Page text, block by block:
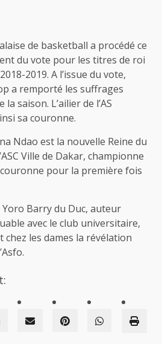
de basketball a procédé ce
du vote pour les titres de roi
2019. A l’issue du vote,
a remporté les suffrages
saison. L’ailier de l’AS
sa couronne.
Ndao est la nouvelle Reine du
Ville de Dakar, championne
pour la première fois
Barry du Duc, auteur
avec le club universitaire,
les dames la révélation